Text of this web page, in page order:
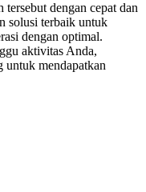
dengan cepat dan
solusi terbaik untuk
dengan optimal.
aktivitas Anda,
mendapatkan